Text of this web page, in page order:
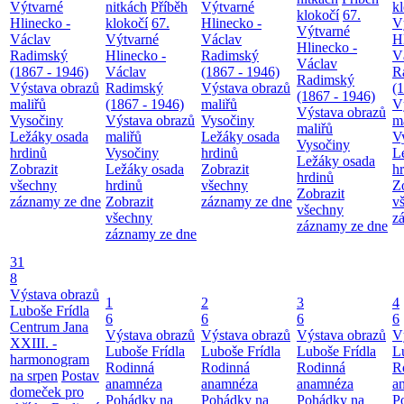
Výtvarné
Hlinecko -
Václav
Radimský
(1867 - 1946)
Výstava obrazů
maliřů
Vysočiny
Ležáky osada
hrdinů
Zobrazit
všechny
záznamy ze dne
nitkách Příběh
klokočí 67.
Výtvarné
Hlinecko -
Václav
Radimský
(1867 - 1946)
Výstava obrazů
maliřů
Vysočiny
Ležáky osada
hrdinů
Zobrazit
všechny
záznamy ze dne
Výtvarné
Hlinecko -
Václav
Radimský
(1867 - 1946)
Výstava obrazů
maliřů
Vysočiny
Ležáky osada
hrdinů
Zobrazit
všechny
záznamy ze dne
klokočí 67.
Výtvarné
Hlinecko -
Václav
Radimský
(1867 - 1946)
Výstava obrazů
maliřů
Vysočiny
Ležáky osada
hrdinů
Zobrazit
všechny
záznamy ze dne
31
8
Výstava obrazů
Luboše Frídla
Centrum Jana
XXIII. -
harmonogram
na srpen Postav
domeček pro
1
6
Výstava obrazů
Luboše Frídla
Rodinná
anamnéza
Pohádky na
2
6
Výstava obrazů
Luboše Frídla
Rodinná
anamnéza
Pohádky na
3
6
Výstava obrazů
Luboše Frídla
Rodinná
anamnéza
Pohádky na
4
6